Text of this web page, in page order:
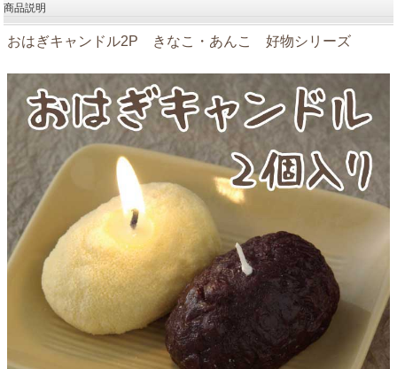
商品説明
おはぎキャンドル2P きなこ・あんこ 好物シリーズ